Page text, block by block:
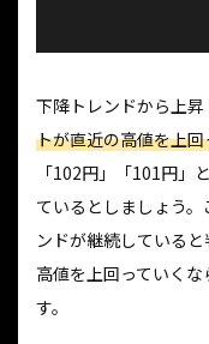
下降トレンドから上昇
トが直近の高値を上
「102円」「101円」
ているとしましょう
ンドが継続している
高値を上回っていく
す。